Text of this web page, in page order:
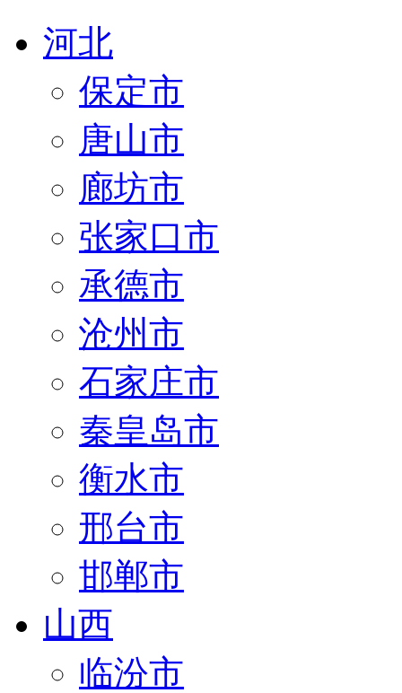
河北
保定市
唐山市
廊坊市
张家口市
承德市
沧州市
石家庄市
秦皇岛市
衡水市
邢台市
邯郸市
山西
临汾市